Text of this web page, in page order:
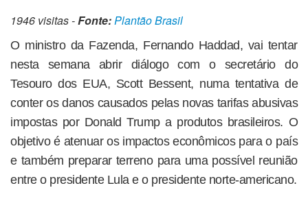
1946 visitas -Fonte:Plantão Brasil
O ministro da Fazenda, Fernando Haddad, vai tentar
nesta semana abrir diálogo com o secretário do
Tesouro dos EUA, Scott Bessent, numa tentativa de
conter os danos causados pelas novas tarifas abusivas
impostas por Donald Trump a produtos brasileiros. O
objetivo é atenuar os impactos econômicos para o país
e também preparar terreno para uma possível reunião
entre o presidente Lula e o presidente norte-americano.